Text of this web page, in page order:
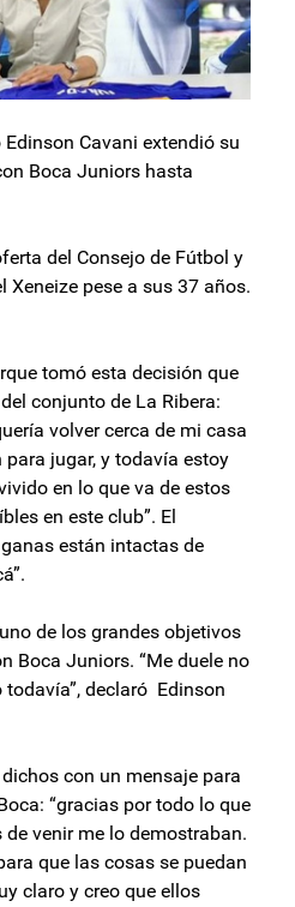
Cavani extendió su
Boca Juniors hasta
del Consejo de Fútbol y
Xeneize pese a sus 37 años.
tomó esta decisión que
conjunto de La Ribera:
volver cerca de mi casa
jugar, y todavía estoy
en lo que va de estos
en este club”. El
están intactas de
de los grandes objetivos
Boca Juniors. “Me duele no
declaró Edinson
con un mensaje para
“gracias por todo lo que
venir me lo demostraban.
que las cosas se puedan
claro y creo que ellos